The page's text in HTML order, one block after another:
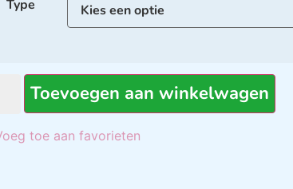
Type
Toevoegen aan winkelwagen
toe aan favorieten